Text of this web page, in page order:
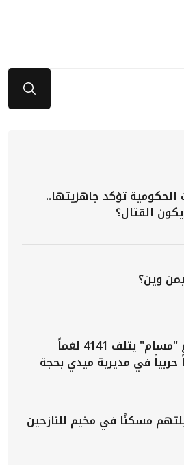
الحكومية تؤكد جاهزيتها..
القتال؟
وين؟
مشروع "مسام" يتلف 4141 لغماً
حربياً في مديرية ميدي بحجة
مسكنًا في مخيم للنازحين